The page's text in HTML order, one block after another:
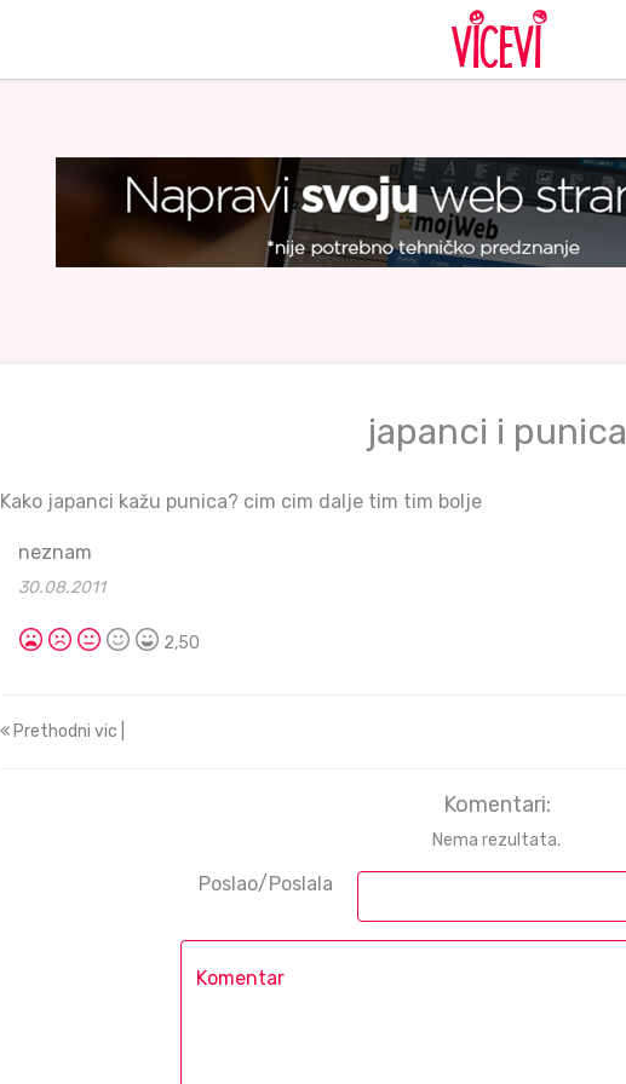
japanci i punica
Kako japanci kažu punica? cim cim dalje tim tim bolje
neznam
30.08.2011
2,50
Prethodni vic |
Komentari:
Nema rezultata.
Poslao/Poslala